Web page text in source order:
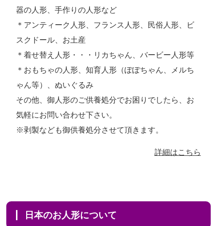
器の人形、手作りの人形など
＊アンティーク人形、フランス人形、民俗人形、ビ
スクドール、お土産
＊着せ替え人形・・・リカちゃん、バービー人形等
＊おもちゃの人形、知育人形（ぽぽちゃん、メルち
ゃん等）、ぬいぐるみ
その他、御人形のご供養処分でお困りでしたら、お
気軽にお問い合わせ下さい。
※剥製なども御供養処分させて頂きます。
詳細はこちら
日本のお人形について